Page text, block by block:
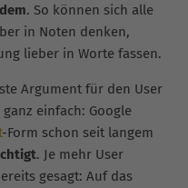
. So können sich alle
in Noten denken,
lieber in Worte fassen.
Argument für den User
einfach: Google
-Form schon seit langem
. Je mehr User
gesagt: Auf das